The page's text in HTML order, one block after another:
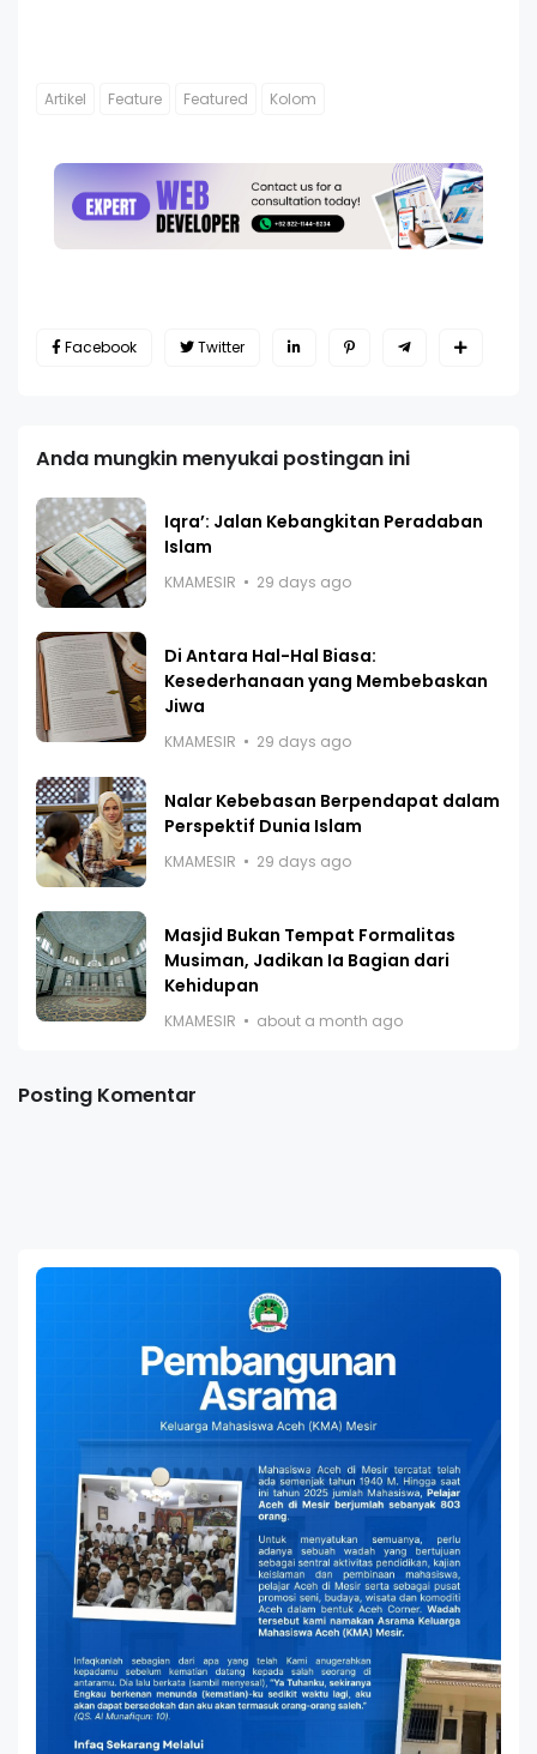
Artikel Feature Featured Kolom
Facebook Twitter
Anda mungkin menyukai postingan ini
Iqra’: Jalan Kebangkitan Peradaban
Islam
KMAMESIR 29 days ago
Di Antara Hal-Hal Biasa:
Kesederhanaan yang Membebaskan
Jiwa
KMAMESIR 29 days ago
Nalar Kebebasan Berpendapat dalam
Perspektif Dunia Islam
KMAMESIR 29 days ago
Masjid Bukan Tempat Formalitas
Musiman, Jadikan Ia Bagian dari
Kehidupan
KMAMESIR about a month ago
Posting Komentar